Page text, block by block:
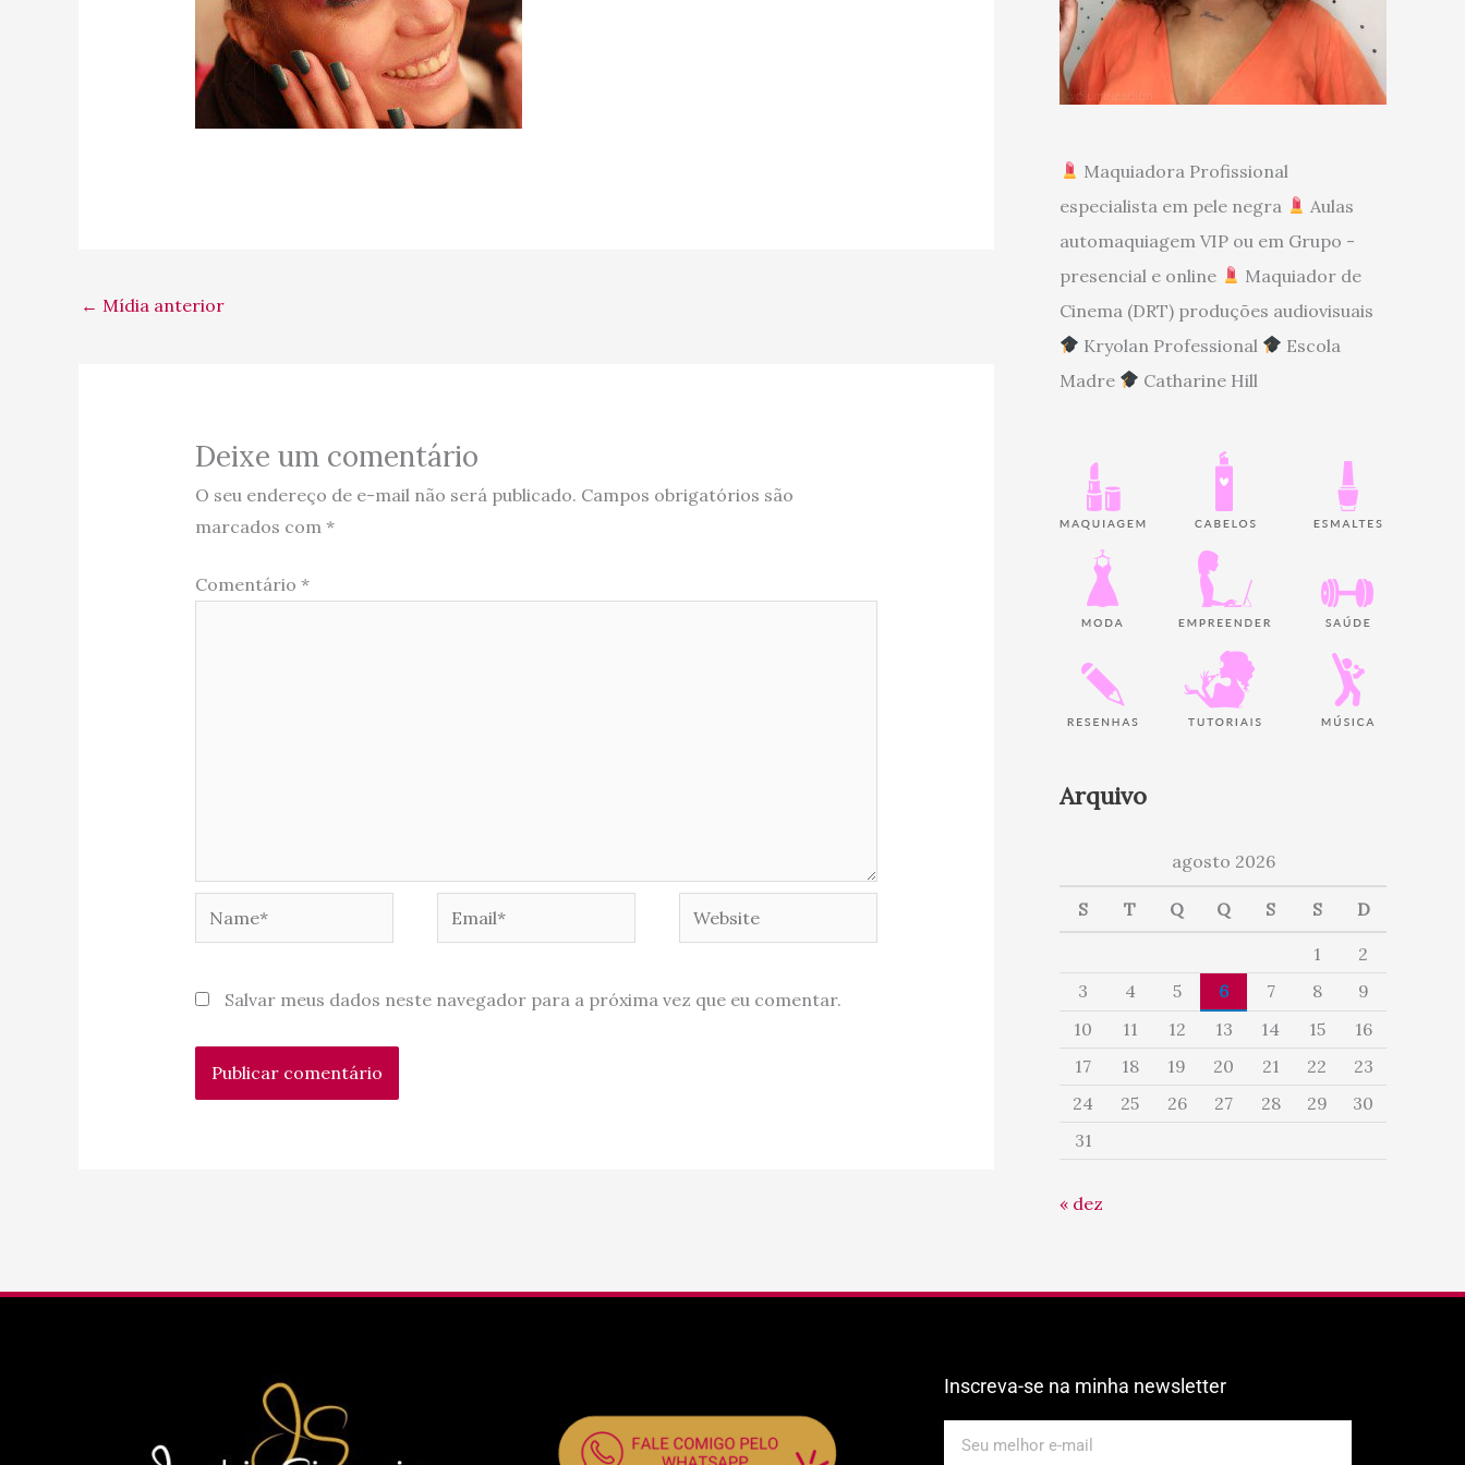
← Mídia anterior
Deixe um comentário
O seu endereço de e-mail não será publicado. Campos obrigatórios são
marcados com *
Comentário *
Website
Salvar meus dados neste navegador para a próxima vez que eu comentar.
Maquiadora Profissional
especialista em pele negra
Aulas
automaquiagem VIP ou em Grupo -
presencial e online
Maquiador de
Cinema (DRT) produções audiovisuais
Kryolan Professional
Escola
Madre
Catharine Hill
Arquivo
agosto 2026
S T Q Q S S D
1
2
3
4 5 6 7 8
9
10
11 12 13 14 15
16
17
18 19 20 21 22
23
24
25 26 27 28 29
30
31
« dez
Inscreva-se na minha newsletter